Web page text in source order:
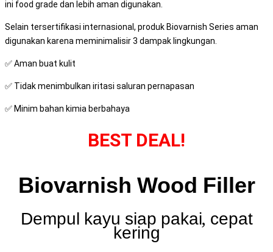
ini food grade dan lebih aman digunakan.
Selain tersertifikasi internasional, produk Biovarnish Series aman
digunakan karena meminimalisir 3 dampak lingkungan.
✅ Aman buat kulit
✅ Tidak menimbulkan iritasi saluran pernapasan
✅ Minim bahan kimia berbahaya
BEST DEAL!
Biovarnish Wood Filler
Dempul kayu siap pakai, cepat
kering